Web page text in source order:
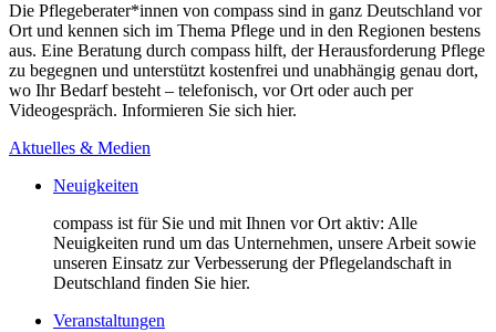
Die Pflegeberater*innen von compass sind in ganz Deutschland vor
Ort und kennen sich im Thema Pflege und in den Regionen bestens
aus. Eine Beratung durch compass hilft, der Herausforderung Pflege
zu begegnen und unterstützt kostenfrei und unabhängig genau dort,
wo Ihr Bedarf besteht – telefonisch, vor Ort oder auch per
Videogespräch. Informieren Sie sich hier.
Aktuelles & Medien
Neuigkeiten
compass ist für Sie und mit Ihnen vor Ort aktiv: Alle
Neuigkeiten rund um das Unternehmen, unsere Arbeit sowie
unseren Einsatz zur Verbesserung der Pflegelandschaft in
Deutschland finden Sie hier.
Veranstaltungen